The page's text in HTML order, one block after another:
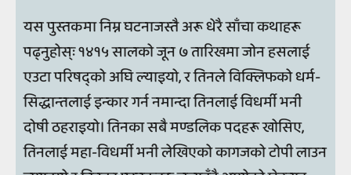
यस पुस्तकमा निम्न घटनाजस्तै अरू धेरै साँचा कथाहरू
पढ्नुहोस्ः १४१५ सालको जून ७ तारिखमा जोन हसलाई
एउटा परिषद्को अघि ल्याइयो, र तिनले विक्लिफको धर्म-
सिद्धान्तलाई इन्कार गर्न नमान्दा तिनलाई विधर्मी भनी
दोषी ठहराइयो। तिनका सबै मण्डलिक पदहरू खोसिए,
तिनलाई महा-विधर्मी भनी लेखिएको कागजको टोपी लाउन